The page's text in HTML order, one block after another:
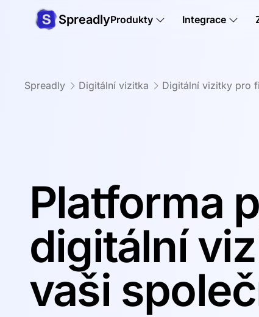
SpreadlyProdukty Integrace
Spreadly Digitální vizitka Digitální vizitky pro
Platforma
digitální
vaši